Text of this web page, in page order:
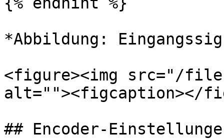
*Abbildung:
<figure><img src="/files/
alt=""><figcaption></
## Encoder-